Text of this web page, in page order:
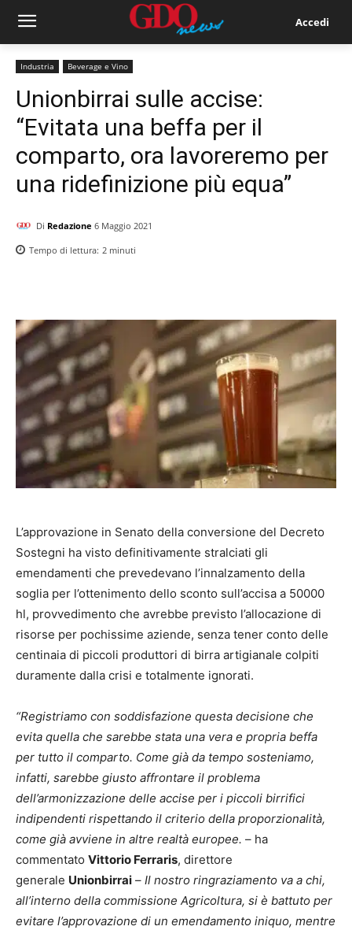
Accedi
Industria Beverage e Vino
Unionbirrai sulle accise:
“Evitata una beffa per il
comparto, ora lavoreremo per
una ridefinizione più equa”
Di Redazione 6 Maggio 2021
Tempo di lettura: 2 minuti
L’approvazione in Senato della conversione del Decreto
Sostegni ha visto definitivamente stralciati gli
emendamenti che prevedevano l’innalzamento della
soglia per l’ottenimento dello sconto sull’accisa a 50000
hl, provvedimento che avrebbe previsto l’allocazione di
risorse per pochissime aziende, senza tener conto delle
centinaia di piccoli produttori di birra artigianale colpiti
duramente dalla crisi e totalmente ignorati.
“Registriamo con soddisfazione questa decisione che
evita quella che sarebbe stata una vera e propria beffa
per tutto il comparto. Come già da tempo sosteniamo,
infatti, sarebbe giusto affrontare il problema
dell’armonizzazione delle accise per i piccoli birrifici
indipendenti rispettando il criterio della proporzionalità,
come già avviene in altre realtà europee. – ha
commentato Vittorio Ferraris, direttore
generale Unionbirrai – Il nostro ringraziamento va a chi,
all’interno della commissione Agricoltura, si è battuto per
evitare l’approvazione di un emendamento iniquo, mentre